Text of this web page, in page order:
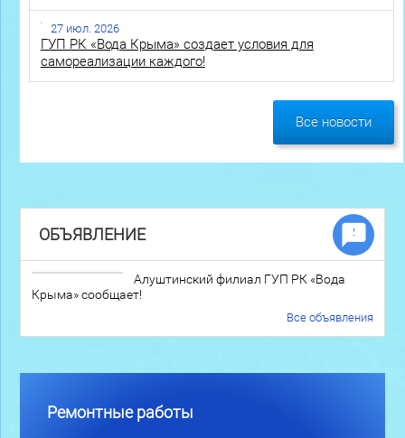
27 июл. 2026
ГУП РК «Вода Крыма» создает условия для
самореализации каждого!
Все новости
ОБЪЯВЛЕНИЕ
Алуштинский филиал ГУП РК «Вода
Крыма» сообщает!
Все объявления
Ремонтные работы